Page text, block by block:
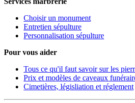
Choisir un monument
Entretien sépulture
Personnalisation sépulture
Pour vous aider
Tous ce qu'il faut savoir sur les
Prix et modèles de caveaux
Cimetières, législiation et réglement